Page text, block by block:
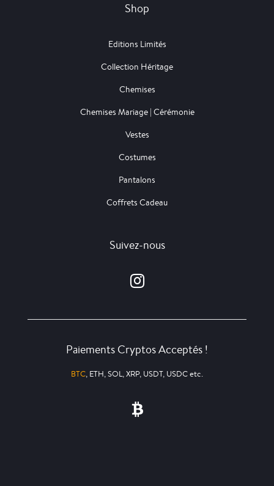
Shop
Editions Limités
Collection Héritage
Chemises
Chemises Mariage | Cérémonie
Vestes
Costumes
Pantalons
Coffrets Cadeau
Suivez-nous
Paiements Cryptos Acceptés !
BTC, ETH, SOL, XRP, USDT, USDC etc.